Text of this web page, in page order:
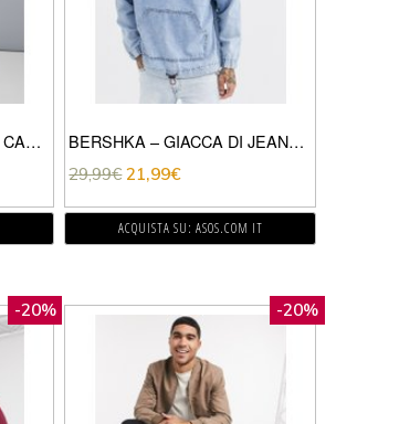
ASOS 4505 – FELPA CON CAPPUCCIO CUT AND SEW-GRIGIO BERSHKA – GIACCA DI JEANS BLU CON TASCHE SUL DAVANTI
29,99€ 21,99€
ACQUISTA SU: ASOS.COM IT
-20% -20%